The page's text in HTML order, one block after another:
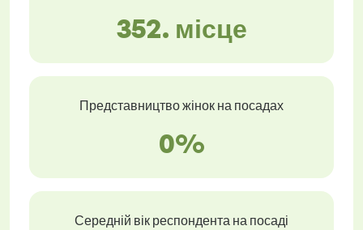
352. місце
Представництво жінок на посадах
0%
Середній вік респондента на посаді